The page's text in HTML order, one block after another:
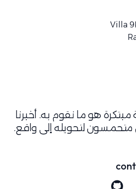
Villa
مبتكرة هو ما نقوم به. أخبرنا
لتحويله إلى واقع.